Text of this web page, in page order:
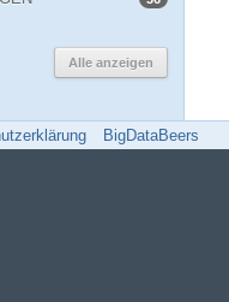
Alle anzeigen
BigDataBeers